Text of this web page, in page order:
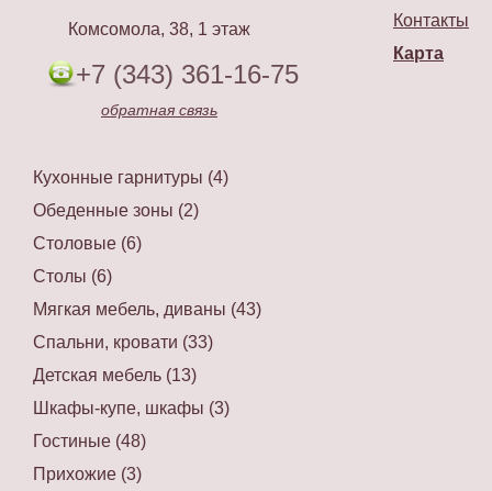
Контакты
Карта
Комсомола, 38, 1 этаж
+7 (343) 361-16-75
обратная связь
Кухонные гарнитуры (4)
Обеденные зоны (2)
Столовые (6)
Столы (6)
Мягкая мебель, диваны (43)
Спальни, кровати (33)
Детская мебель (13)
Шкафы-купе, шкафы (3)
Гостиные (48)
Прихожие (3)